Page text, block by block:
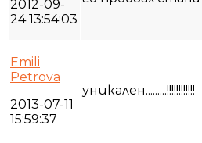
2012-09-
24 13:54:03
Emili
Petrova
2013-07-11
15:59:37
уникален.........!!!!!!!!!!!!